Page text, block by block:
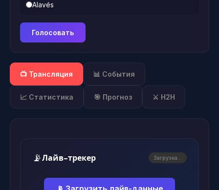
Alavés
Голосовать
📺 Трансляция 📊 События
📈 Статистика 🎯 Прогноз ⚔️ H2H
📡Лайв-трекер Загрузка...